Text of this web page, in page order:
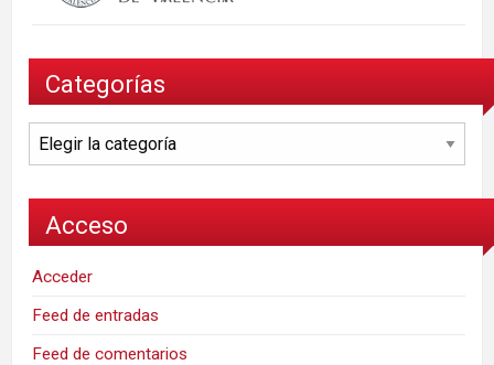
Categorías
Categorías
Acceso
Acceder
Feed de entradas
Feed de comentarios